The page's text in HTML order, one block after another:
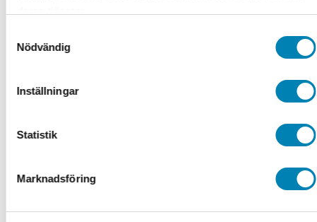
Nödvändig
Inställningar
Statistik
Marknadsföring